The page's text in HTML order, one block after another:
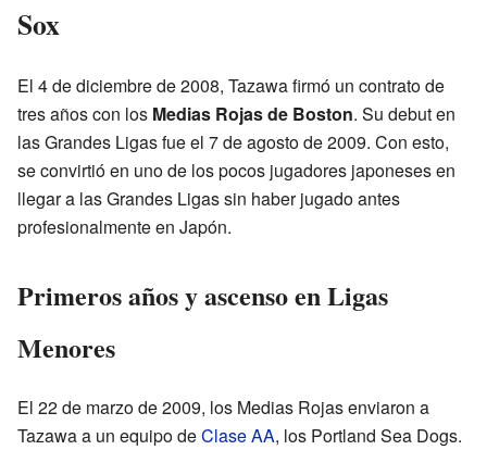
Sox
El 4 de diciembre de 2008, Tazawa firmó un contrato de
tres años con los Medias Rojas de Boston. Su debut en
las Grandes Ligas fue el 7 de agosto de 2009. Con esto,
se convirtió en uno de los pocos jugadores japoneses en
llegar a las Grandes Ligas sin haber jugado antes
profesionalmente en Japón.
Primeros años y ascenso en Ligas
Menores
El 22 de marzo de 2009, los Medias Rojas enviaron a
Tazawa a un equipo deClase AA, los Portland Sea Dogs.